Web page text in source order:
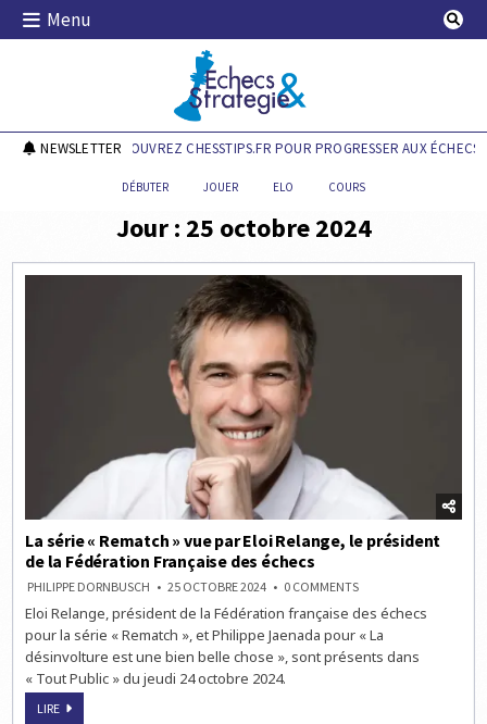
Skip
Menu
Echecs & Stratégie
NEWSLETTERDÉCOUVREZ CHESSTIPS.FR POUR PROGRESSER AUX ÉCHECS !
DÉBUTER JOUER ELO COURS
Jour : 25 octobre 2024
La série « Rematch » vue par Eloi Relange, le président
de la Fédération Française des échecs
PHILIPPE DORNBUSCH 25 OCTOBRE 2024 0 COMMENTSON
SÉRIE
VUE
PAR
ELOI
Eloi Relange, président de la Fédération française des échecs
pour la série « Rematch », et Philippe Jaenada pour « La
désinvolture est une bien belle chose », sont présents dans
« Tout Public » du jeudi 24 octobre 2024.
LIRELA